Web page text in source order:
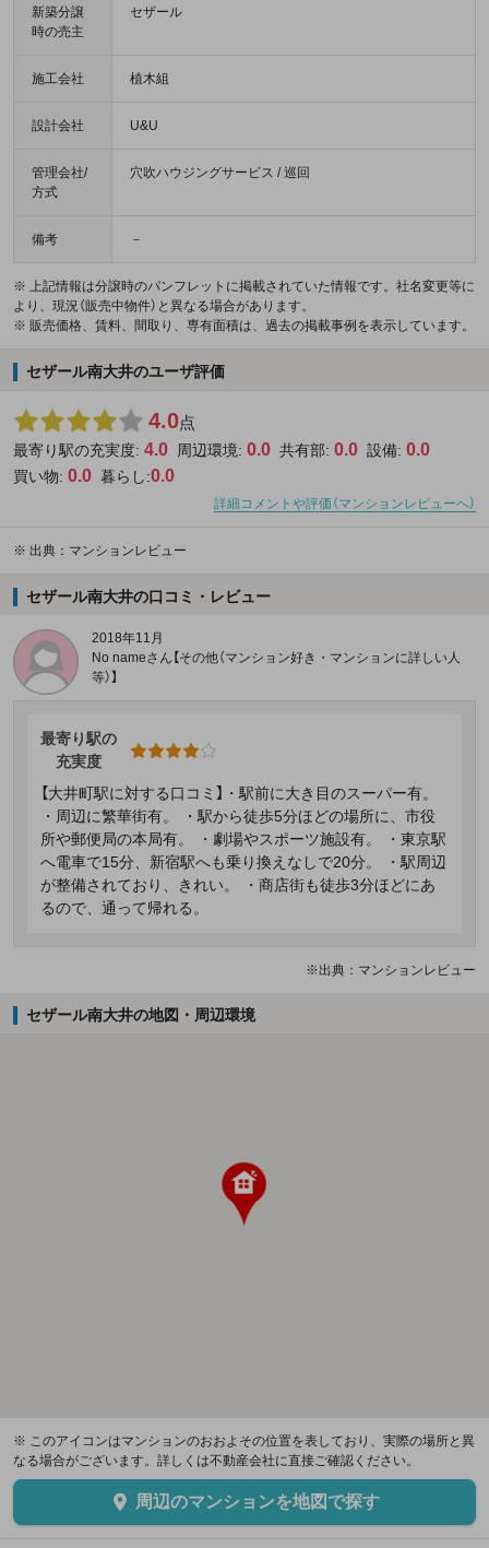
新築分譲
時の売主
セザール
施工会社 植木組
設計会社 U&U
管理会社/
方式
穴吹ハウジングサービス / 巡回
備考 －
※ 上記情報は分譲時のパンフレットに掲載されていた情報です。社名変更等に
より、現況（販売中物件）と異なる場合があります。
※ 販売価格、賃料、間取り、専有面積は、過去の掲載事例を表示しています。
セザール南大井のユーザ評価
4.0点
最寄り駅の充実度: 4.0 周辺環境: 0.0 共有部: 0.0 設備: 0.0
買い物: 0.0 暮らし:0.0
詳細コメントや評価（マンションレビューへ）
※ 出典：マンションレビュー
セザール南大井の口コミ・レビュー
2018年11月
No nameさん【その他（マンション好き・マンションに詳しい人
等）】
最寄り駅の
充実度
【大井町駅に対する口コミ】・駅前に大き目のスーパー有。
・周辺に繁華街有。 ・駅から徒歩5分ほどの場所に、市役
所や郵便局の本局有。 ・劇場やスポーツ施設有。 ・東京駅
へ電車で15分、新宿駅へも乗り換えなしで20分。 ・駅周辺
が整備されており、きれい。 ・商店街も徒歩3分ほどにあ
るので、通って帰れる。
※出典：マンションレビュー
セザール南大井の地図・周辺環境
※ このアイコンはマンションのおおよその位置を表しており、実際の場所と異
なる場合がございます。詳しくは不動産会社に直接ご確認ください。
周辺のマンションを地図で探す